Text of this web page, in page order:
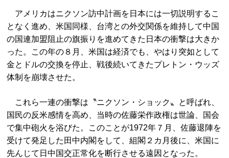
アメリカはニクソン訪中計画を日本には一切説明するこ
となく進め、米国同様、台湾との外交関係を維持して中国
の国連加盟阻止の旗振りを進めてきた日本の衝撃は大きか
った。この年の８月、米国は経済でも、やはり突如として
金とドルの交換を停止、戦後続いてきたプレトン・ウッズ
体制を崩壊させた。
これら一連の衝撃は〝ニクソン・ショック〟と呼ばれ、
国民の反米感情を高め、当時の佐藤栄作政権は世論、国会
で集中砲火を浴びた。このことが1972年７月、佐藤退陣を
受けて発足した田中内閣をして、組閣２カ月後に、米国に
先んじて日中国交正常化を断行させる遠因となった。